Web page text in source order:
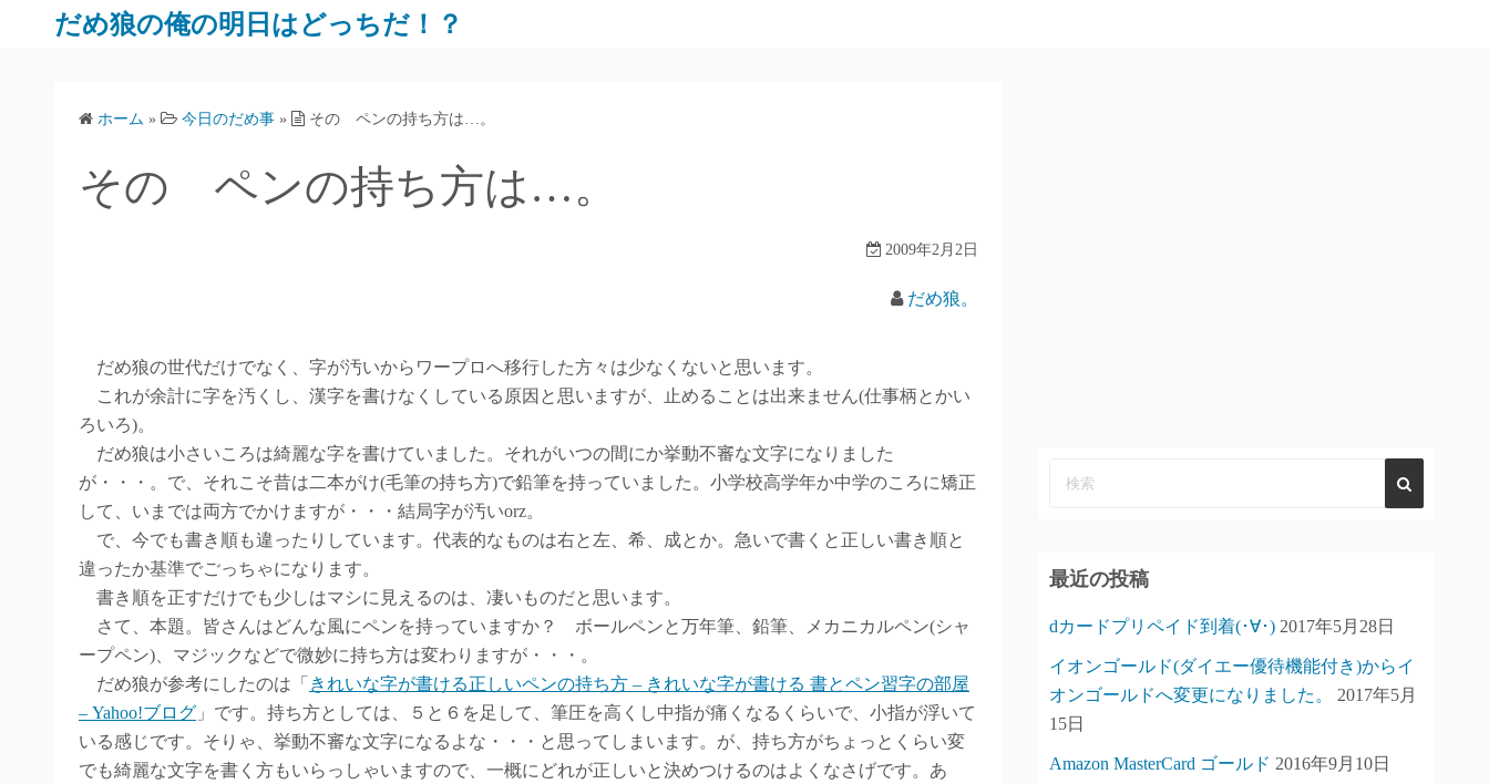
だめ狼の俺の明日はどっちだ！？
ホーム » 今日のだめ事 » その ペンの持ち方は…。
その ペンの持ち方は…。
2009年2月2日
だめ狼。
だめ狼の世代だけでなく、字が汚いからワープロへ移行した方々は少なくないと思います。
これが余計に字を汚くし、漢字を書けなくしている原因と思いますが、止めることは出来ません(仕事柄とかい
ろいろ)。
だめ狼は小さいころは綺麗な字を書けていました。それがいつの間にか挙動不審な文字になりました
が・・・。で、それこそ昔は二本がけ(毛筆の持ち方)で鉛筆を持っていました。小学校高学年か中学のころに矯正
して、いまでは両方でかけますが・・・結局字が汚いorz。
で、今でも書き順も違ったりしています。代表的なものは右と左、希、成とか。急いで書くと正しい書き順と
違ったか基準でごっちゃになります。
書き順を正すだけでも少しはマシに見えるのは、凄いものだと思います。
さて、本題。皆さんはどんな風にペンを持っていますか？ ボールペンと万年筆、鉛筆、メカニカルペン(シャ
ープペン)、マジックなどで微妙に持ち方は変わりますが・・・。
だめ狼が参考にしたのは「 きれいな字が書ける正しいペンの持ち方 – きれいな字が書ける 書とペン習字の部屋
– Yahoo!ブログ 」です。持ち方としては、５と６を足して、筆圧を高くし中指が痛くなるくらいで、小指が浮いて
いる感じです。そりゃ、挙動不審な文字になるよな・・・と思ってしまいます。が、持ち方がちょっとくらい変
でも綺麗な文字を書く方もいらっしゃいますので、一概にどれが正しいと決めつけるのはよくなさげです。あ
最近の投稿
dカードプリペイド到着(･∀･) 2017年5月28日
イオンゴールド(ダイエー優待機能付き)からイ
オンゴールドへ変更になりました。
2017年5月
15日
Amazon MasterCard ゴールド 2016年9月10日